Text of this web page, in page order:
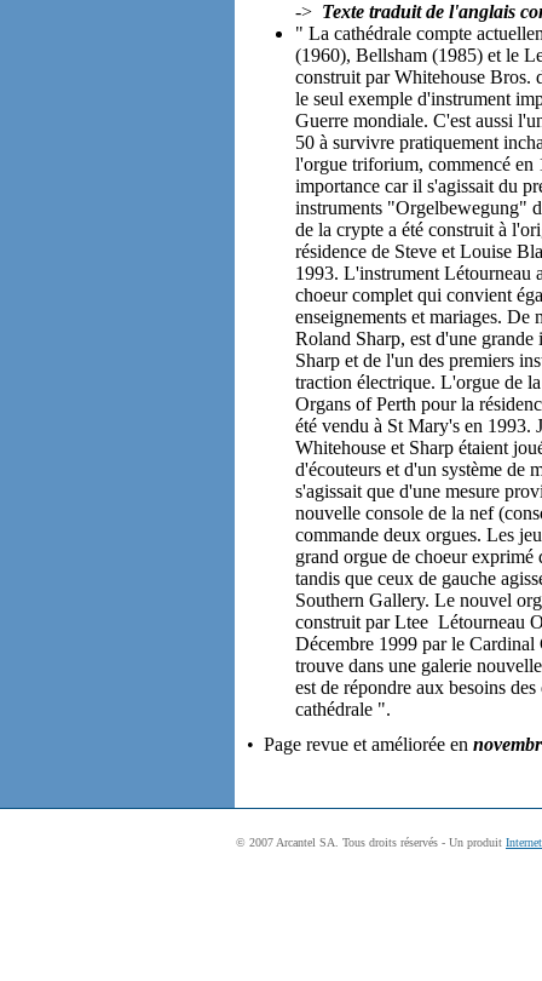
-> Texte traduit de l'anglais
" La cathédrale compte
(1960), Bellsham (1985) et le
construit par Whitehouse Bros.
le seul exemple d'instrument
Guerre mondiale. C'est aussi
50 à survivre pratiquement
l'orgue triforium, commencé en
importance car il s'agissait du
instruments "Orgelbewegung"
de la crypte a été construit à
résidence de Steve et Louise
1993. L'instrument Létourneau
choeur complet qui convient
enseignements et mariages.
Roland Sharp, est d'une
Sharp et de l'un des premiers
traction électrique. L'orgue de
Organs of Perth pour la
été vendu à St Mary's en 1993.
Whitehouse et Sharp étaient
d'écouteurs et d'un système de
s'agissait que d'une mesure
nouvelle console de la nef
commande deux orgues. Les
grand orgue de choeur exprimé
tandis que ceux de gauche
Southern Gallery. Le nouvel
construit par Ltee Létourneau
Décembre 1999 par le
trouve dans une galerie
est de répondre aux besoins
cathédrale ".
• Page revue et améliorée en
© 2007 Arcantel SA. Tous droits réservés - Un produit